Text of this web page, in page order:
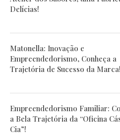
Delícias!
Matonella: Inovação e
Empreendedorismo, Conheça a
Trajetória de Sucesso da Marca!
Empreendedorismo Familiar:
a Bela Trajetória da “Oficina
Cia”!